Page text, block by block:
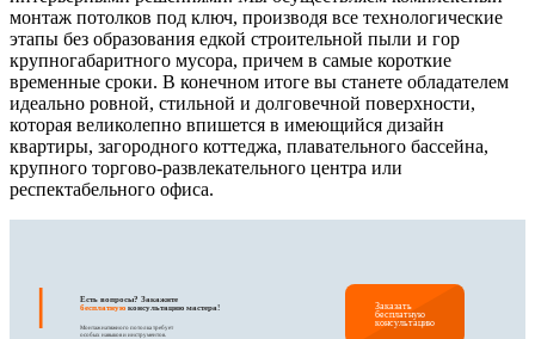
монтаж потолков под ключ, производя все технологические
этапы без образования едкой строительной пыли и гор
крупногабаритного мусора, причем в самые короткие
временные сроки. В конечном итоге вы станете обладателем
идеально ровной, стильной и долговечной поверхности,
которая великолепно впишется в имеющийся дизайн
квартиры, загородного коттеджа, плавательного бассейна,
крупного торгово-развлекательного центра или
респектабельного офиса.
|
Есть вопросы? Закажите
бесплатнуюконсультацию мастера!
Монтаж натяжного потолка требует
особых навыков и инструментов.
Заказать
бесплатную
консультацию